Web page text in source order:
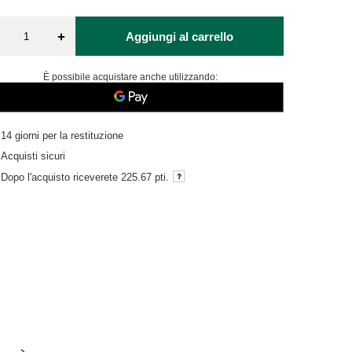
+ Aggiungi al carrello
È possibile acquistare anche utilizzando:
14 giorni per la restituzione
Acquisti sicuri
Dopo l'acquisto riceverete 225.67 pti.